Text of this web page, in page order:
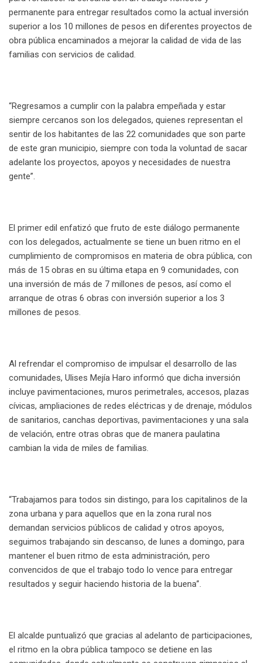
permanente para entregar resultados como la actual inversión
superior a los 10 millones de pesos en diferentes proyectos de
obra pública encaminados a mejorar la calidad de vida de las
familias con servicios de calidad.
“Regresamos a cumplir con la palabra empeñada y estar
siempre cercanos son los delegados, quienes representan el
sentir de los habitantes de las 22 comunidades que son parte
de este gran municipio, siempre con toda la voluntad de sacar
adelante los proyectos, apoyos y necesidades de nuestra
gente”.
El primer edil enfatizó que fruto de este diálogo permanente
con los delegados, actualmente se tiene un buen ritmo en el
cumplimiento de compromisos en materia de obra pública, con
más de 15 obras en su última etapa en 9 comunidades, con
una inversión de más de 7 millones de pesos, así como el
arranque de otras 6 obras con inversión superior a los 3
millones de pesos.
Al refrendar el compromiso de impulsar el desarrollo de las
comunidades, Ulises Mejía Haro informó que dicha inversión
incluye pavimentaciones, muros perimetrales, accesos, plazas
cívicas, ampliaciones de redes eléctricas y de drenaje, módulos
de sanitarios, canchas deportivas, pavimentaciones y una sala
de velación, entre otras obras que de manera paulatina
cambian la vida de miles de familias.
“Trabajamos para todos sin distingo, para los capitalinos de la
zona urbana y para aquellos que en la zona rural nos
demandan servicios públicos de calidad y otros apoyos,
seguimos trabajando sin descanso, de lunes a domingo, para
mantener el buen ritmo de esta administración, pero
convencidos de que el trabajo todo lo vence para entregar
resultados y seguir haciendo historia de la buena”.
El alcalde puntualizó que gracias al adelanto de participaciones,
el ritmo en la obra pública tampoco se detiene en las